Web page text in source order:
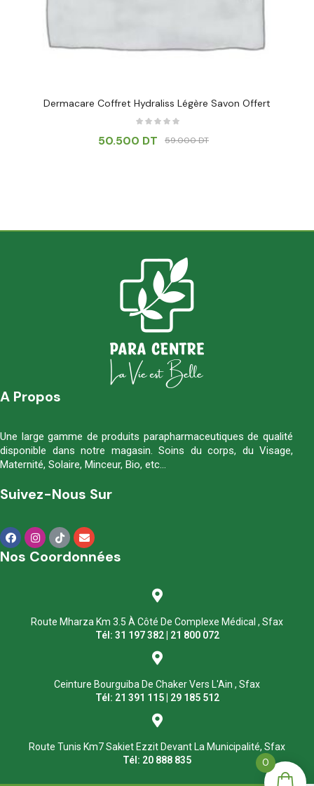
Dermacare Coffret Hydraliss Légère Savon Offert
59.000DT
50.500 DT
A Propos
Une large gamme de produits parapharmaceutiques de qualité
disponible dans notre magasin. Soins du corps, du Visage,
Maternité, Solaire, Minceur, Bio, etc…
Suivez-Nous Sur
Nos Coordonnées
Route Mharza Km 3.5 À Côté De Complexe Médical , Sfax
Tél: 31 197 382 | 21 800 072
Ceinture Bourguiba De Chaker Vers L'Ain , Sfax
Tél: 21 391 115 | 29 185 512
Route Tunis Km7 Sakiet Ezzit Devant La Municipalité, Sfax
Tél: 20 888 835
0